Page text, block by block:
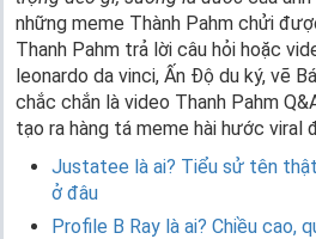
những meme Thành Pahm chửi
Thanh Pahm trả lời câu hỏi hoặc
leonardo da vinci, Ấn Độ du ký, vẽ
chắc chắn là video Thanh Pahm
tạo ra hàng tá meme hài hước viral
Justatee là ai? Tiểu sử tên
ở đâu
Profile B Ray là ai? Chiều cao,